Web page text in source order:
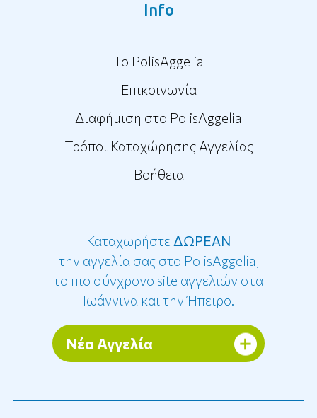
Info
To PolisAggelia
Επικοινωνία
Διαφήμιση στο PolisAggelia
Τρόποι Καταχώρησης Αγγελίας
Βοήθεια
Καταχωρήστε ΔΩΡΕΑΝ
την αγγελία σας στο PolisAggelia,
το πιο σύγχρονο site αγγελιών στα
Ιωάννινα και την Ήπειρο.
Νέα Αγγελία